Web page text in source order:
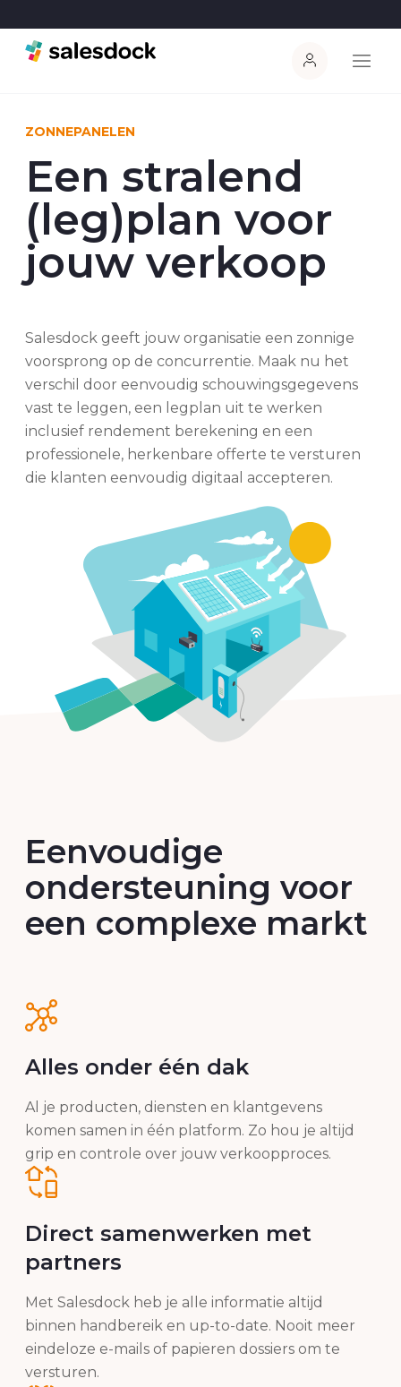
ZONNEPANELEN
Een stralend
(leg)plan voor
jouw verkoop
Salesdock geeft jouw organisatie een zonnige
voorsprong op de concurrentie. Maak nu het
verschil door eenvoudig schouwingsgegevens
vast te leggen, een legplan uit te werken
inclusief rendement berekening en een
professionele, herkenbare offerte te versturen
die klanten eenvoudig digitaal accepteren.
Eenvoudige
ondersteuning voor
een complexe markt
Alles onder één dak
Al je producten, diensten en klantgevens
komen samen in één platform. Zo hou je altijd
grip en controle over jouw verkoopproces.
Direct samenwerken met
partners
Met Salesdock heb je alle informatie altijd
binnen handbereik en up-to-date. Nooit meer
eindeloze e-mails of papieren dossiers om te
versturen.